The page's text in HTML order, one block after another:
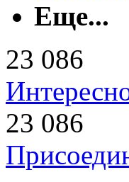
Еще...
23 086
23 086